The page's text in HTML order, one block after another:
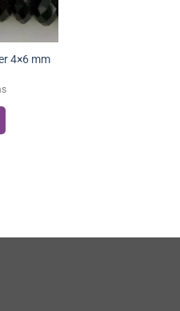
4×6 mm